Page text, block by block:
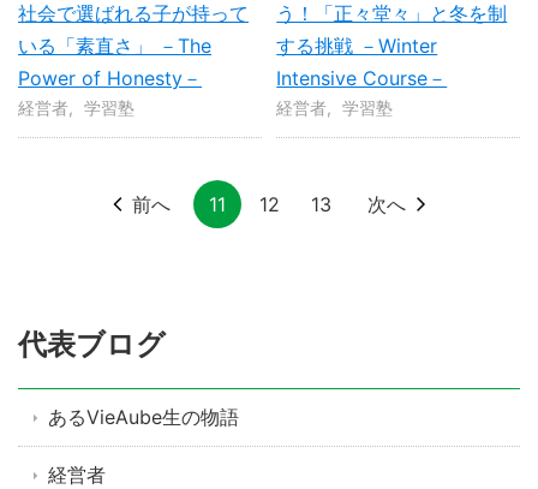
社会で選ばれる子が持って
いる「素直さ」 －The
Power of Honesty－
経営者 学習塾
う！「正々堂々」と冬を制
する挑戦 －Winter
Intensive Course－
経営者 学習塾
前へ 11 12 13 次へ
代表ブログ
あるVieAube生の物語
経営者